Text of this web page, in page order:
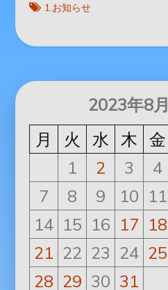
1.お知らせ
2023年8月
月
火 水 木 金
1
2 3 4
7
8 9 10 11
14 15 16 17 18
21 22 23 24 25
28 29 30 31